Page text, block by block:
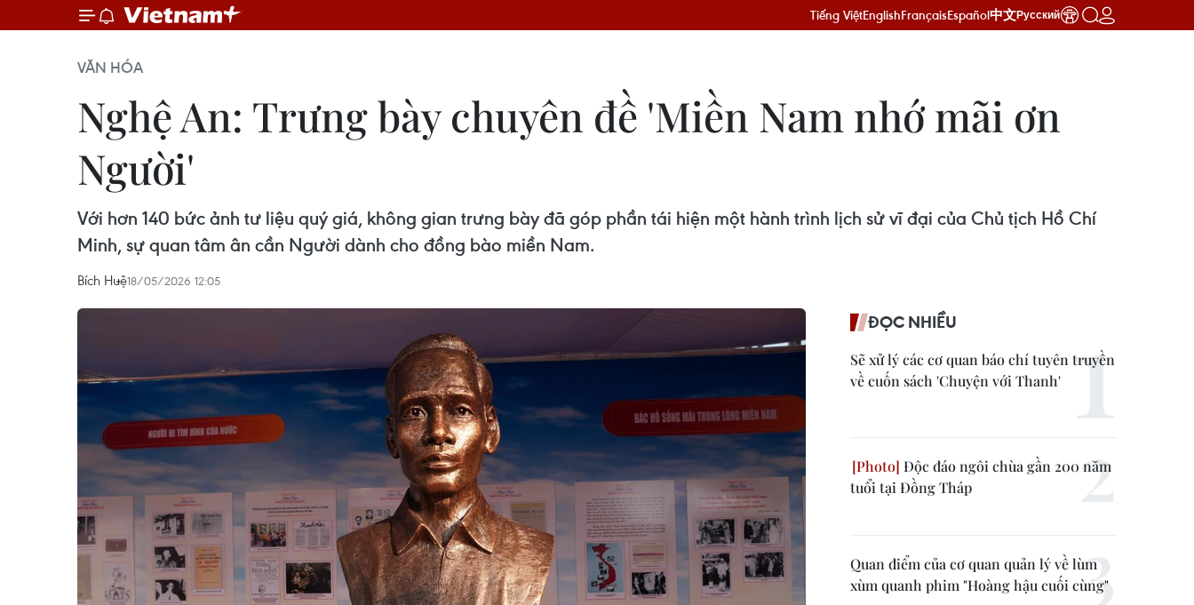
Tiếng ViệtEnglishFrançaisEspañol中文Русский
VĂN HÓA
Nghệ An: Trưng bày chuyên đề 'Miền Nam nhớ mãi ơn
Người'
Với hơn 140 bức ảnh tư liệu quý giá, không gian trưng bày đã góp phần tái hiện một hành trình lịch sử vĩ đại của Chủ tịch Hồ Chí
Minh, sự quan tâm ân cần Người dành cho đồng bào miền Nam.
Bích Huệ18/05/2026 12:05
ĐỌC NHIỀU
Sẽ xử lý các cơ quan báo chí tuyên truyền
về cuốn sách 'Chuyện với Thanh'
Độc đáo ngôi chùa gần 200 năm
tuổi tại Đồng Tháp
Quan điểm của cơ quan quản lý về lùm
xùm quanh phim "Hoàng hậu cuối cùng"